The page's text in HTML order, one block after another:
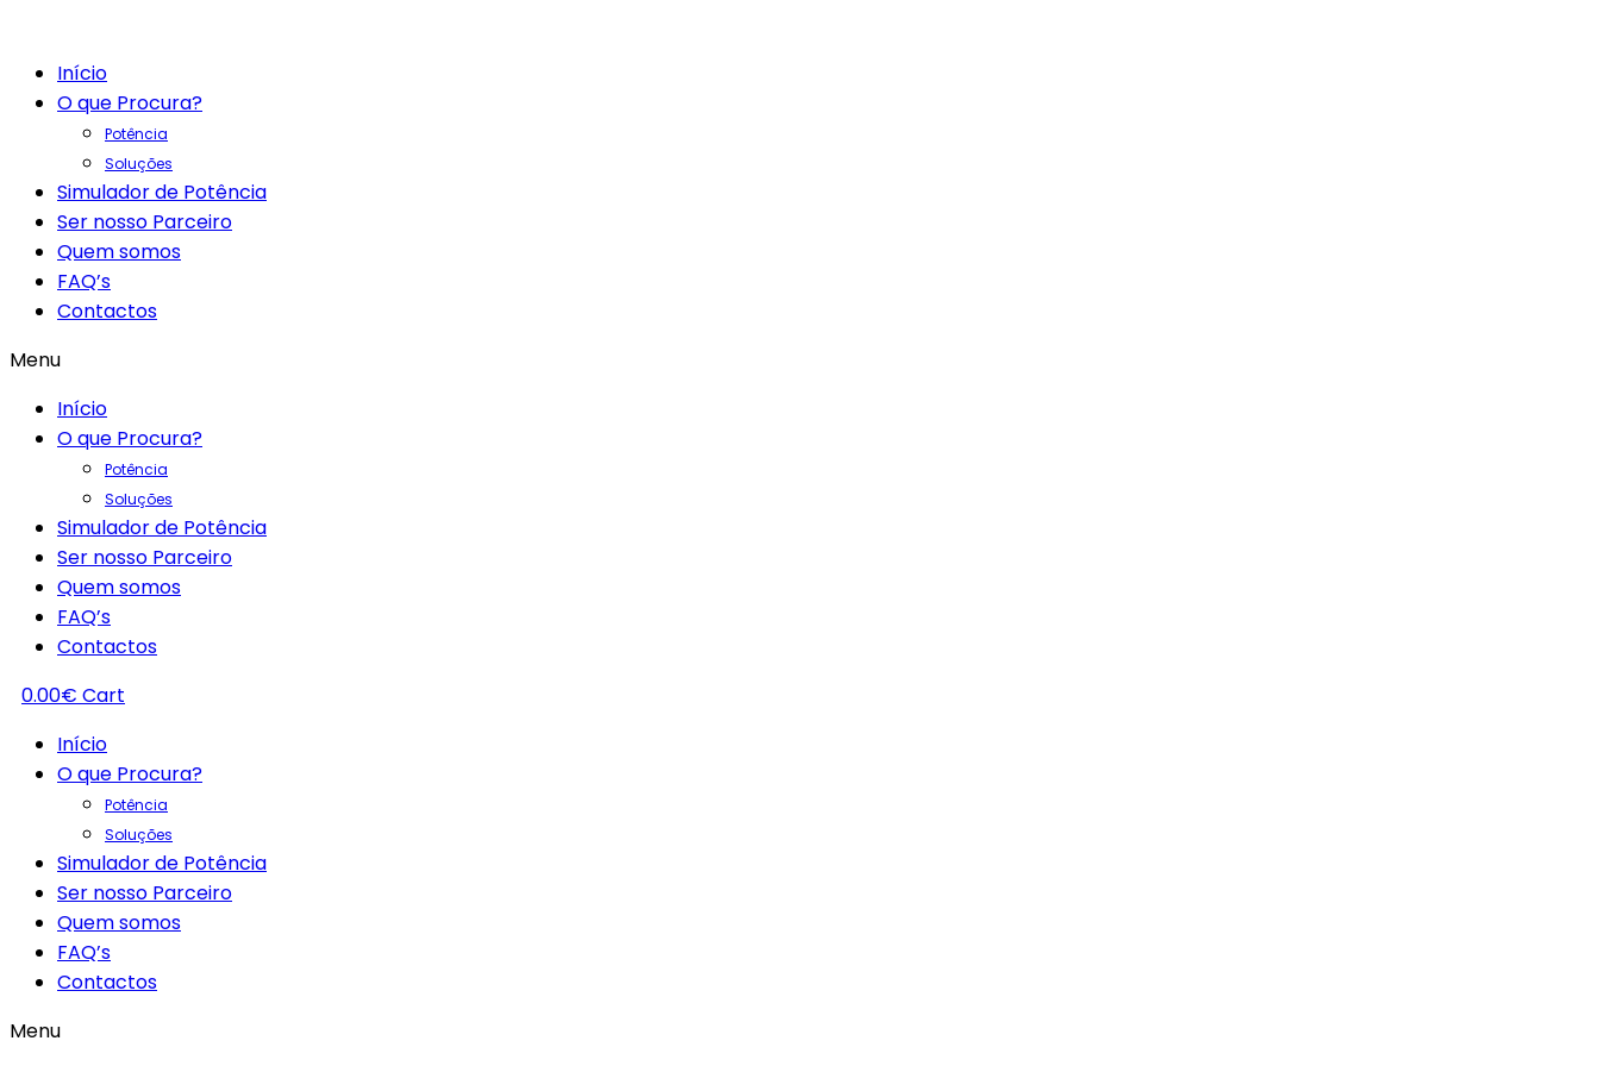
Início
O que Procura?
Potência
Soluções
Simulador de Potência
Ser nosso Parceiro
Quem somos
FAQ’s
Contactos
Menu
Início
O que Procura?
Potência
Soluções
Simulador de Potência
Ser nosso Parceiro
Quem somos
FAQ’s
Contactos
0.00€ Cart
Início
O que Procura?
Potência
Soluções
Simulador de Potência
Ser nosso Parceiro
Quem somos
FAQ’s
Contactos
Menu